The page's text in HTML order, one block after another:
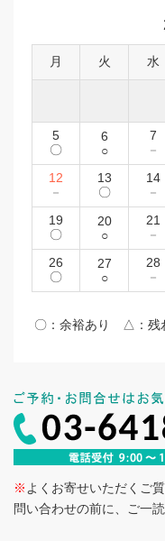
月 火 水
5
〇
6
○
7
－
12
－
13
〇
14
－
19
〇
20
○
21
－
26
〇
27
○
28
－
〇：余裕あり △：残
※ よくお寄せいただくご
問い合わせの前に、ご一読